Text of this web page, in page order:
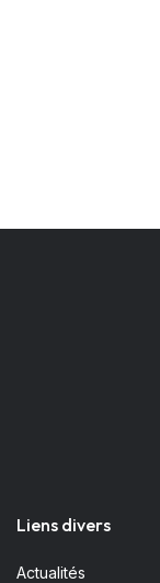
Liens divers
Actualités